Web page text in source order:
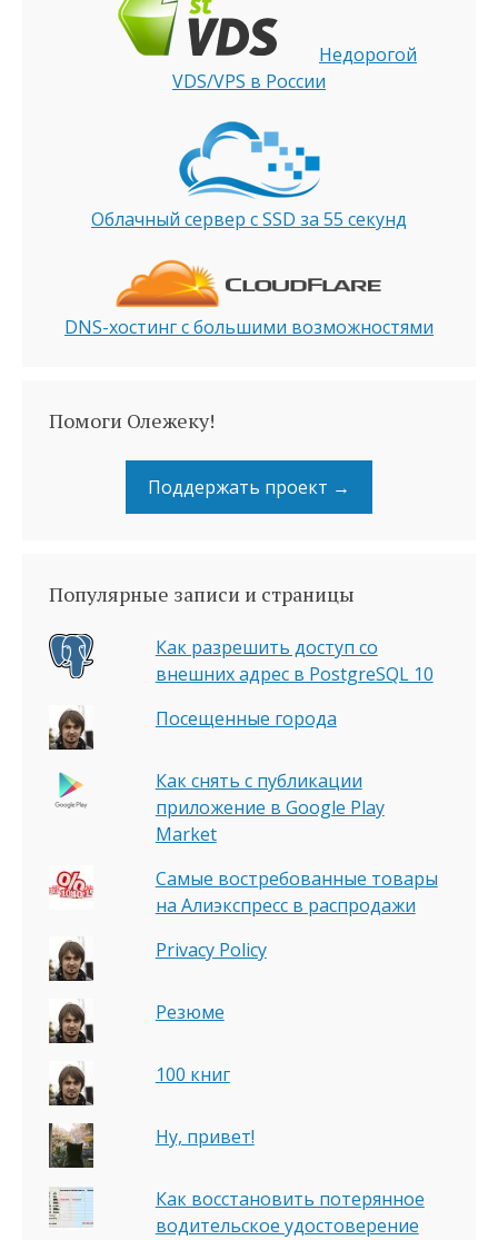
Недорогой
VDS/VPS в России
Облачный сервер с SSD за 55 секунд
DNS-хостинг с большими возможностями
Помоги Олежеку!
Поддержать проект →
Популярные записи и страницы
Как разрешить доступ со
внешних адрес в PostgreSQL 10
Посещенные города
Как снять с публикации
приложение в Google Play
Market
Самые востребованные товары
на Алиэкспресс в распродажи
Privacy Policy
Резюме
100 книг
Ну, привет!
Как восстановить потерянное
водительское удостоверение